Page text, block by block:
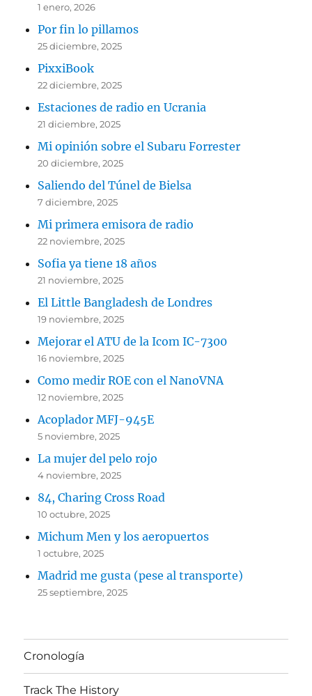
1 enero, 2026
Por fin lo pillamos
25 diciembre, 2025
PixxiBook
22 diciembre, 2025
Estaciones de radio en Ucrania
21 diciembre, 2025
Mi opinión sobre el Subaru Forrester
20 diciembre, 2025
Saliendo del Túnel de Bielsa
7 diciembre, 2025
Mi primera emisora de radio
22 noviembre, 2025
Sofia ya tiene 18 años
21 noviembre, 2025
El Little Bangladesh de Londres
19 noviembre, 2025
Mejorar el ATU de la Icom IC-7300
16 noviembre, 2025
Como medir ROE con el NanoVNA
12 noviembre, 2025
Acoplador MFJ-945E
5 noviembre, 2025
La mujer del pelo rojo
4 noviembre, 2025
84, Charing Cross Road
10 octubre, 2025
Michum Men y los aeropuertos
1 octubre, 2025
Madrid me gusta (pese al transporte)
25 septiembre, 2025
Cronología
Track The History